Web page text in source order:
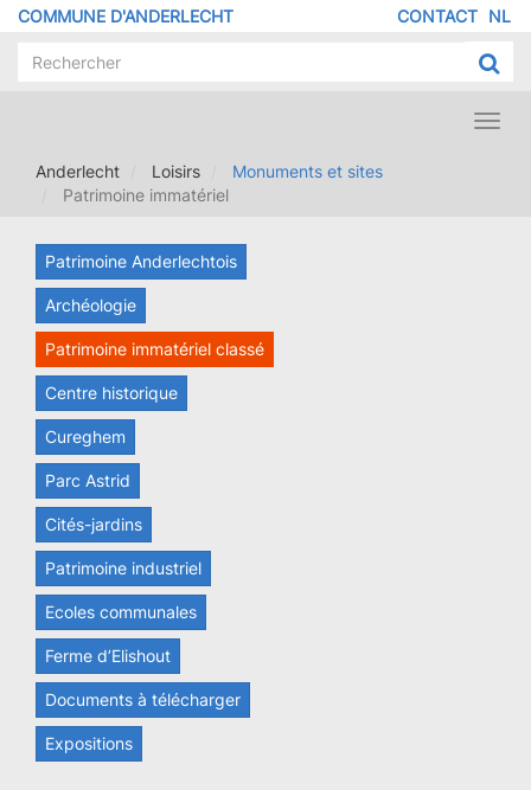
Aller
contenu
COMMUNE D'ANDERLECHT NL
DE
CONTACT
Anderlecht
Loisirs
Monuments et sites
Patrimoine immatériel
Patrimoine Anderlechtois
Archéologie
Patrimoine immatériel classé
Centre historique
Cureghem
Parc Astrid
Cités-jardins
Patrimoine industriel
Ecoles communales
Ferme d’Elishout
Documents à télécharger
Expositions